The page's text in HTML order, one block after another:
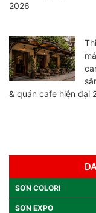
2026
& quán cafe hiện đại
SƠN COLORI
SƠN EXPO